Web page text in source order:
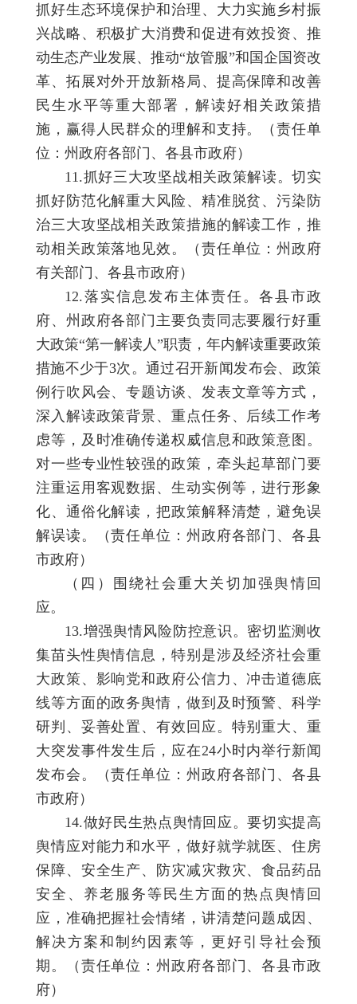
抓好生态环境保护和治理、大力实施乡村振
兴战略、积极扩大消费和促进有效投资、推
动生态产业发展、推动“放管服”和国企国资改
革、拓展对外开放新格局、提高保障和改善
民生水平等重大部署，解读好相关政策措
施，赢得人民群众的理解和支持。（责任单
位：州政府各部门、各县市政府）
11.抓好三大攻坚战相关政策解读。切实
抓好防范化解重大风险、精准脱贫、污染防
治三大攻坚战相关政策措施的解读工作，推
动相关政策落地见效。（责任单位：州政府
有关部门、各县市政府）
12.落实信息发布主体责任。各县市政
府、州政府各部门主要负责同志要履行好重
大政策“第一解读人”职责，年内解读重要政策
措施不少于3次。通过召开新闻发布会、政策
例行吹风会、专题访谈、发表文章等方式，
深入解读政策背景、重点任务、后续工作考
虑等，及时准确传递权威信息和政策意图。
对一些专业性较强的政策，牵头起草部门要
注重运用客观数据、生动实例等，进行形象
化、通俗化解读，把政策解释清楚，避免误
解误读。（责任单位：州政府各部门、各县
市政府）
（四）围绕社会重大关切加强舆情回
应。
13.增强舆情风险防控意识。密切监测收
集苗头性舆情信息，特别是涉及经济社会重
大政策、影响党和政府公信力、冲击道德底
线等方面的政务舆情，做到及时预警、科学
研判、妥善处置、有效回应。特别重大、重
大突发事件发生后，应在24小时内举行新闻
发布会。（责任单位：州政府各部门、各县
市政府）
14.做好民生热点舆情回应。要切实提高
舆情应对能力和水平，做好就学就医、住房
保障、安全生产、防灾减灾救灾、食品药品
安全、养老服务等民生方面的热点舆情回
应，准确把握社会情绪，讲清楚问题成因、
解决方案和制约因素等，更好引导社会预
期。（责任单位：州政府各部门、各县市政
府）